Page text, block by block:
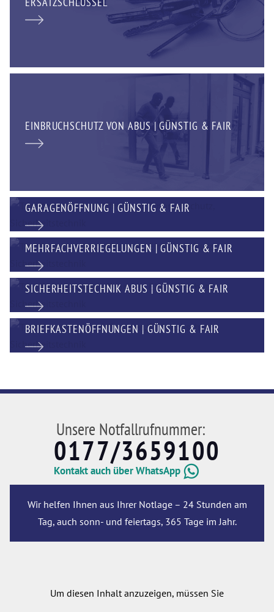
EINBRUCHSCHUTZ VON ABUS | GÜNSTIG & FAIR
GARAGENÖFFNUNG | GÜNSTIG & FAIR
MEHRFACHVERRIEGELUNGEN | GÜNSTIG & FAIR
SICHERHEITSTECHNIK ABUS | GÜNSTIG & FAIR
BRIEFKASTENÖFFNUNGEN | GÜNSTIG & FAIR
Unsere Notfallrufnummer:
0177/3659100
Kontakt auch über WhatsApp
Wir helfen Ihnen aus Ihrer Notlage – 24 Stunden am
Tag, auch sonn- und feiertags, 365 Tage im Jahr.
Um diesen Inhalt anzuzeigen, müssen Sie